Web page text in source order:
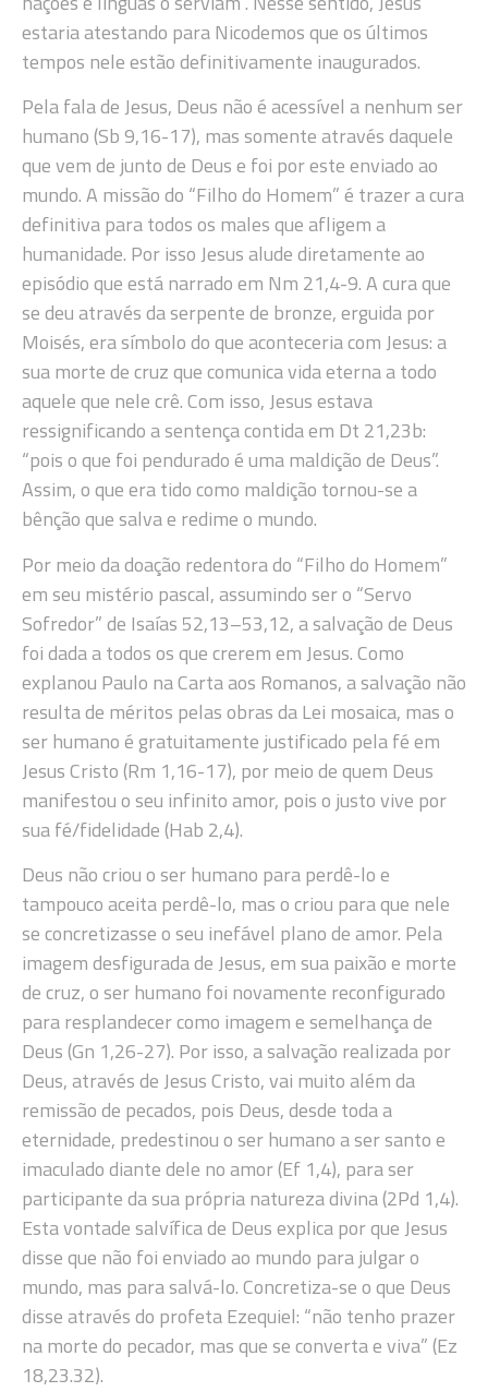
estaria atestando para Nicodemos que os últimos
tempos nele estão definitivamente inaugurados.
Pela fala de Jesus, Deus não é acessível a nenhum ser
humano (Sb 9,16-17), mas somente através daquele
que vem de junto de Deus e foi por este enviado ao
mundo. A missão do “Filho do Homem” é trazer a cura
definitiva para todos os males que afligem a
humanidade. Por isso Jesus alude diretamente ao
episódio que está narrado em Nm 21,4-9. A cura que
se deu através da serpente de bronze, erguida por
Moisés, era símbolo do que aconteceria com Jesus: a
sua morte de cruz que comunica vida eterna a todo
aquele que nele crê. Com isso, Jesus estava
ressignificando a sentença contida em Dt 21,23b:
“pois o que foi pendurado é uma maldição de Deus”.
Assim, o que era tido como maldição tornou-se a
bênção que salva e redime o mundo.
Por meio da doação redentora do “Filho do Homem”
em seu mistério pascal, assumindo ser o “Servo
Sofredor” de Isaías 52,13–53,12, a salvação de Deus
foi dada a todos os que crerem em Jesus. Como
explanou Paulo na Carta aos Romanos, a salvação não
resulta de méritos pelas obras da Lei mosaica, mas o
ser humano é gratuitamente justificado pela fé em
Jesus Cristo (Rm 1,16-17), por meio de quem Deus
manifestou o seu infinito amor, pois o justo vive por
sua fé/fidelidade (Hab 2,4).
Deus não criou o ser humano para perdê-lo e
tampouco aceita perdê-lo, mas o criou para que nele
se concretizasse o seu inefável plano de amor. Pela
imagem desfigurada de Jesus, em sua paixão e morte
de cruz, o ser humano foi novamente reconfigurado
para resplandecer como imagem e semelhança de
Deus (Gn 1,26-27). Por isso, a salvação realizada por
Deus, através de Jesus Cristo, vai muito além da
remissão de pecados, pois Deus, desde toda a
eternidade, predestinou o ser humano a ser santo e
imaculado diante dele no amor (Ef 1,4), para ser
participante da sua própria natureza divina (2Pd 1,4).
Esta vontade salvífica de Deus explica por que Jesus
disse que não foi enviado ao mundo para julgar o
mundo, mas para salvá-lo. Concretiza-se o que Deus
disse através do profeta Ezequiel: “não tenho prazer
na morte do pecador, mas que se converta e viva” (Ez
18,23.32).